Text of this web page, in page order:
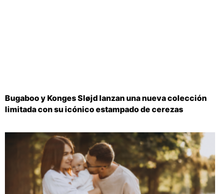
Bugaboo y Konges Sløjd lanzan una nueva colección
limitada con su icónico estampado de cerezas